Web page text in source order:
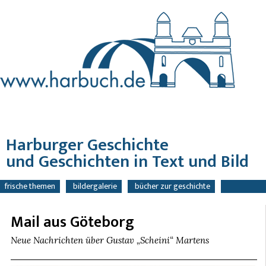
Harburger Geschichte
und Geschichten in Text und Bild
navigation
überspringen
frische themen bildergalerie
bücher zur geschichte
Mail aus Göteborg
Neue Nachrichten über Gustav „Scheini“ Martens